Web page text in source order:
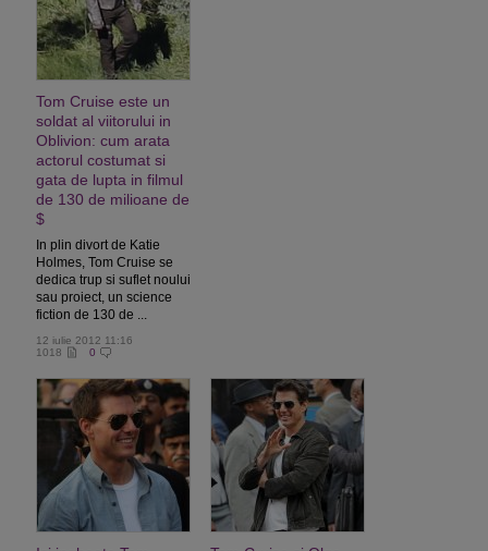
Tom Cruise este un
soldat al viitorului in
Oblivion: cum arata
actorul costumat si
gata de lupta in filmul
de 130 de milioane de
$
In plin divort de Katie
Holmes, Tom Cruise se
dedica trup si suflet noului
sau proiect, un science
fiction de 130 de ...
12 iulie 2012 11:16
1018
0